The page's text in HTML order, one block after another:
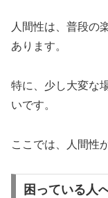
人間性は、普段の
あります。
特に、少し大変な
いです。
ここでは、人間性
困っている人